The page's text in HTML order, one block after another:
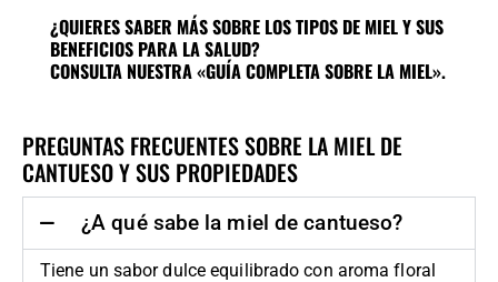
¿QUIERES SABER MÁS SOBRE LOS TIPOS DE MIEL Y SUS
BENEFICIOS PARA LA SALUD?
CONSULTA NUESTRA «GUÍA COMPLETA SOBRE LA MIEL».
PREGUNTAS FRECUENTES SOBRE LA MIEL DE
CANTUESO Y SUS PROPIEDADES
¿A qué sabe la miel de cantueso?
Tiene un sabor dulce equilibrado con aroma floral